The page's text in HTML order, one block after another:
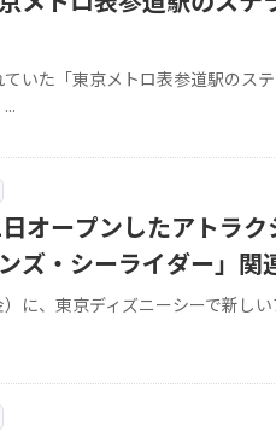
いた「東京メトロ表参道駅のス
オープンしたアトラク
ズ・シーライダー」関
に、東京ディズニーシーで新し